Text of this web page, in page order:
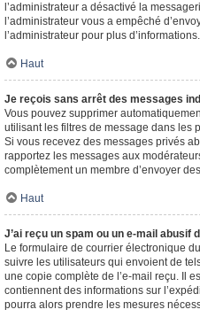
l’administrateur a désactivé la
l’administrateur vous a empêché
l’administrateur pour plus d’informations.
Haut
Je reçois sans arrêt des messages
Vous pouvez supprimer
utilisant les filtres de message dans les
Si vous recevez des messages privés
rapportez les messages aux
complètement un membre d’envoyer
Haut
J’ai reçu un spam ou un e-mail abusif
Le formulaire de courrier électronique
suivre les utilisateurs qui envoient de
une copie complète de l’e-mail reçu. Il
contiennent des informations sur
pourra alors prendre les mesures